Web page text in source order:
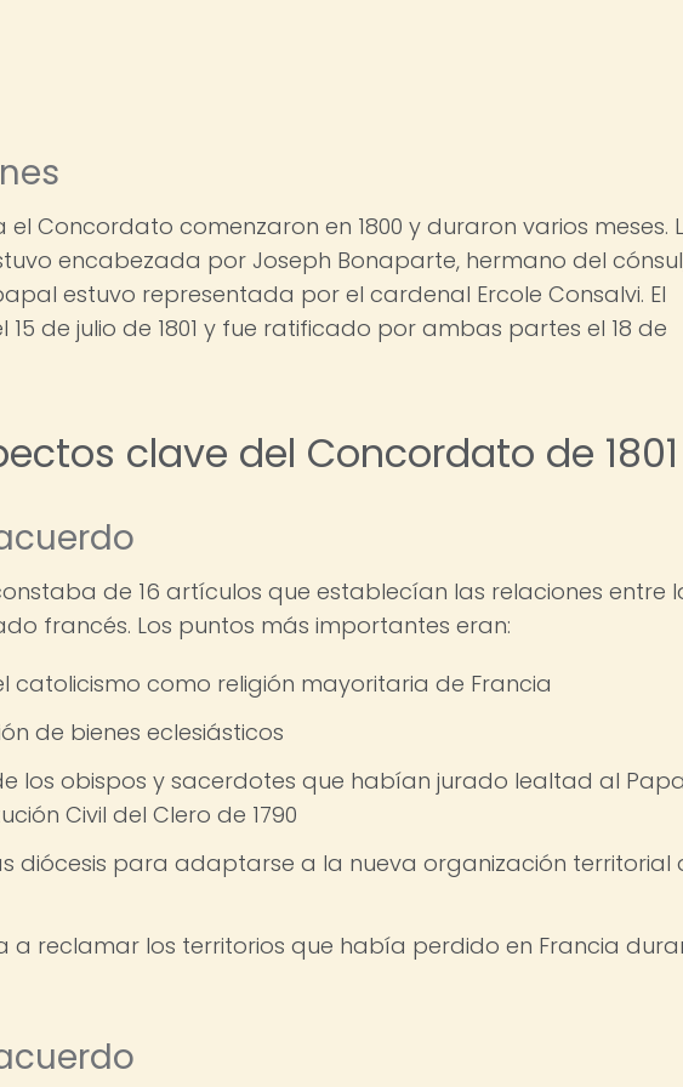
Concordato comenzaron en 1800 y duraron varios meses.
encabezada por Joseph Bonaparte, hermano del
estuvo representada por el cardenal Ercole Consalvi. El
de julio de 1801 y fue ratificado por ambas partes el 18 de
clave del Concordato de 1801
de 16 artículos que establecían las relaciones entre
francés. Los puntos más importantes eran:
catolicismo como religión mayoritaria de Francia
de bienes eclesiásticos
los obispos y sacerdotes que habían jurado lealtad al
Civil del Clero de 1790
diócesis para adaptarse a la nueva organización territorial
a reclamar los territorios que había perdido en Francia